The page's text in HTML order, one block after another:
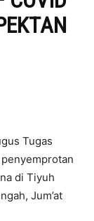
Tugas
di Tiyuh
Jum’at